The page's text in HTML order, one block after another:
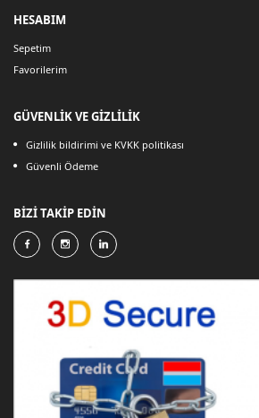
HESABIM
Sepetim
Favorilerim
GÜVENLİK VE GİZLİLİK
Gizlilik bildirimi ve KVKK politikası
Güvenli Ödeme
BİZİ TAKİP EDİN